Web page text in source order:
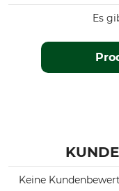
Es
Keine